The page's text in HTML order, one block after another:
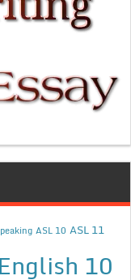
ASL 10 ASL 11
English 10